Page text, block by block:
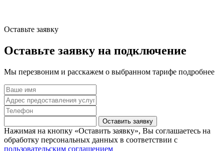
Оставьте заявку
Оставьте заявку на подключение
Мы перезвоним и расскажем о выбранном тарифе подробнее
Оставить заявку
Нажимая на кнопку «Оставить заявку», Вы соглашаетесь на
обработку персональных данных в соответствии с
пользовательским соглашением